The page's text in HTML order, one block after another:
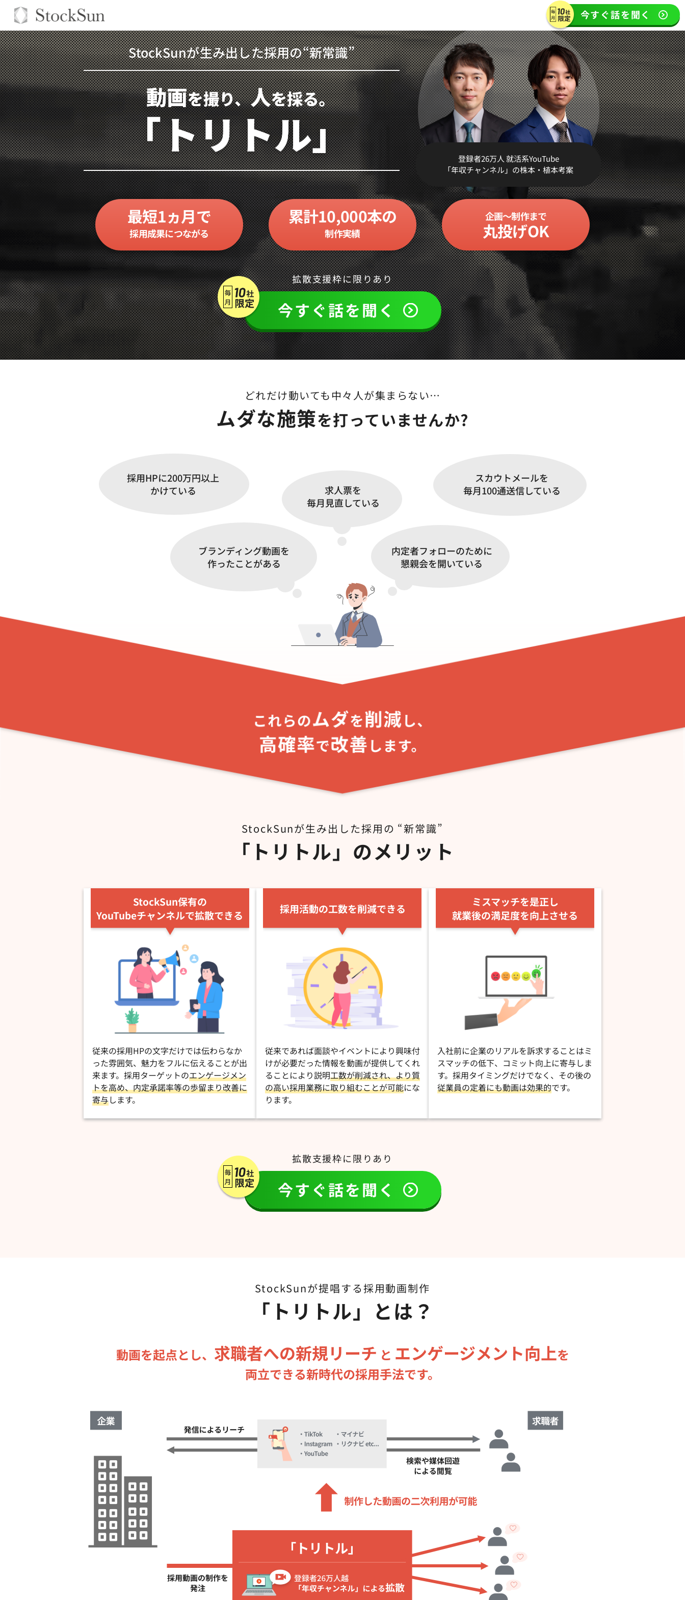
今すぐ話を聞く
StockSunが生み出した採用の“新常識”
登録者26万人 就活系YouTube
「年収チャンネル」の株本・植本考案
最短1ヵ月で
採用成果につながる
累計10,000本の
制作実績
企画～制作まで
丸投げOK
拡散支援枠に限りあり
今すぐ話を聞く
どれだけ動いても中々人が集まらない…
ムダな施策を打っていませんか?
採用HPに200万円以上
かけている
求人票を
毎月見直している
スカウトメールを
毎月100通送信している
ブランディング動画を
作ったことがある
内定者フォローのために
懇親会を開いている
StockSunが生み出した採用の “新常識”
「トリトル」のメリット
StockSun保有の
YouTubeチャンネルで拡散できる
従来の採用HPの文字だけでは伝わらなか
った雰囲気、魅力をフルに伝えることが出
来ます。採用ターゲットのエンゲージメン
トを高め、内定承諾率等の歩留まり改善に
寄与します。
採用活動の工数を削減できる
従来であれば面談やイベントにより興味付
けが必要だった情報を動画が提供してくれ
ることにより説明工数が削減され、より質
の高い採用業務に取り組むことが可能にな
ります。
ミスマッチを是正し
就業後の満足度を向上させる
入社前に企業のリアルを訴求することはミ
スマッチの低下、コミット向上に寄与しま
す。採用タイミングだけでなく、その後の
従業員の定着にも動画は効果的です。
拡散支援枠に限りあり
今すぐ話を聞く
StockSunが提唱する採用動画制作
「トリトル」とは？
動画を起点とし、 求職者への新規リーチ と エンゲージメント向上を
両立できる新時代の採用手法です。